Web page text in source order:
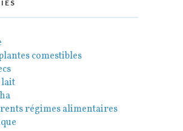
comestibles
régimes alimentaires